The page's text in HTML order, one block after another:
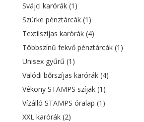
Svájci karórák (1)
Szürke pénztárcák (1)
Textilszíjas karórák (4)
Többszínű fekvő pénztárcák (1)
Unisex gyűrű (1)
Valódi bőrszíjas karórák (4)
Vékony STAMPS szíjak (1)
Vízálló STAMPS óralap (1)
XXL karórák (2)